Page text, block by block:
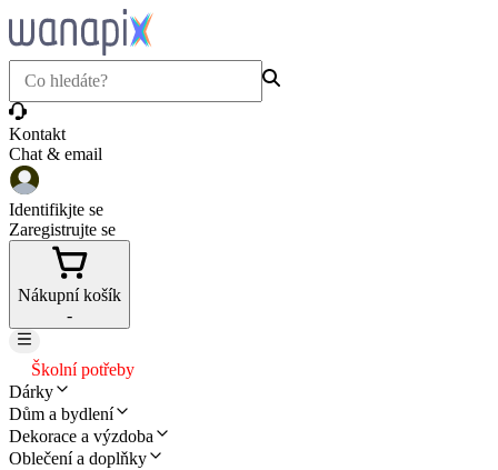
Kontakt
Chat & email
Identifikjte se
Zaregistrujte se
Nákupní košík
-
Školní potřeby
Dárky
Dům a bydlení
Dekorace a výzdoba
Oblečení a doplňky